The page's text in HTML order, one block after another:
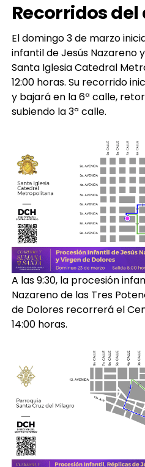
Recorridos
El domingo 3 de marzo
infantil de Jesús Nazareno
Santa Iglesia Catedral
12:00 horas. Su recorrido
y bajará en la 6ª calle,
subiendo la 3ª calle.
A las 9:30, la procesión
Nazareno de las Tres
de Dolores recorrerá el
14:00 horas.